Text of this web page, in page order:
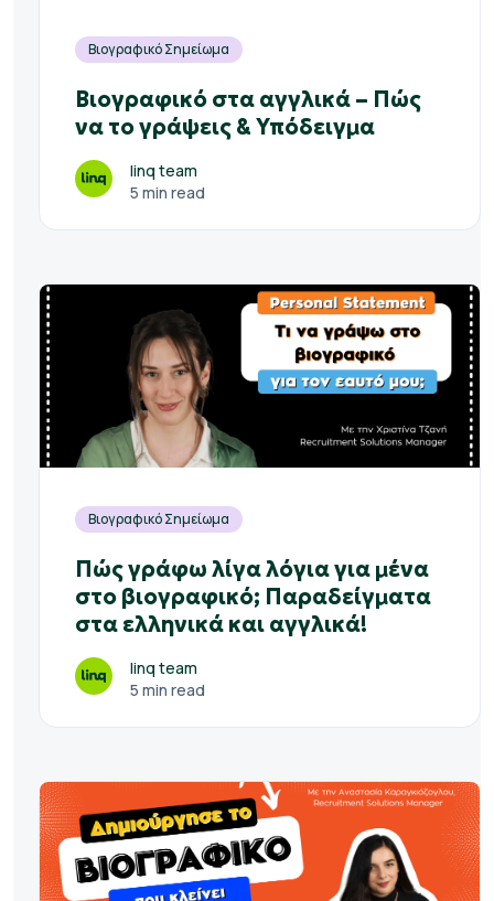
Βιογραφικό Σημείωμα
Βιογραφικό στα αγγλικά – Πώς
να το γράψεις & Υπόδειγμα
linq team
5 min read
Βιογραφικό Σημείωμα
Πώς γράφω λίγα λόγια για μένα
στο βιογραφικό; Παραδείγματα
στα ελληνικά και αγγλικά!
linq team
5 min read